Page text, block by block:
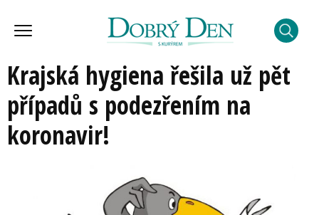
Krajská hygiena řešila už pět
případů s podezřením na
koronavir!